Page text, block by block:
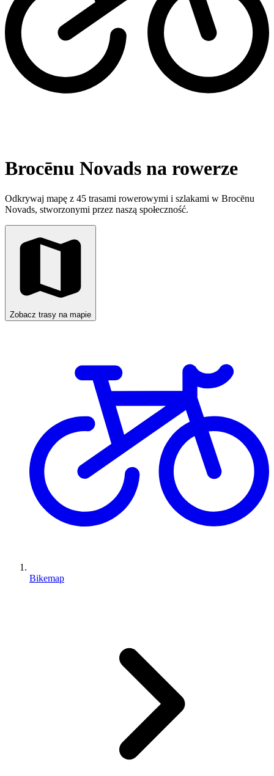
Brocēnu Novads na rowerze
Odkrywaj mapę z 45 trasami rowerowymi i szlakami w Brocēnu
Novads, stworzonymi przez naszą społeczność.
Zobacz trasy na mapie
Bikemap